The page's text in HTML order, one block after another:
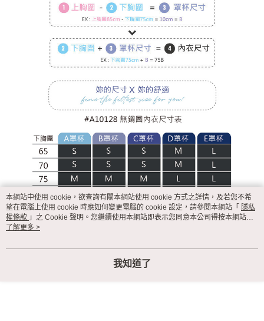
本網站中使用 cookie，欲查詢有關本網站使用 cookie 方式之詳情，及若您不希
望在電腦上使用 cookie 時應如何變更電腦的 cookie 設定，請參閱本網站「 隱私
權條款 」之 Cookie 聲明。您繼續使用本網站即表示您同意本公司得按本網站使
用條款之 Cookie 聲明使用 cookie。
了解更多 >
我知道了